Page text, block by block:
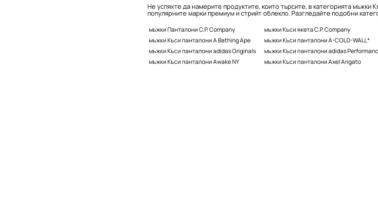
Не успяхте да намерите продуктите, които търсите, в категорията мъжки
популярните марки премиум и стрийт облекло. Разгледайте подобни
мъжки Панталони C.P. Company мъжки Къси якета C.P. Company
мъжки Къси панталони A Bathing Ape
мъжки Къси панталони A-COLD-WALL*
мъжки Къси панталони adidas Originals
мъжки Къси панталони adidas
мъжки Къси панталони Awake NY
мъжки Къси панталони Axel Arigato